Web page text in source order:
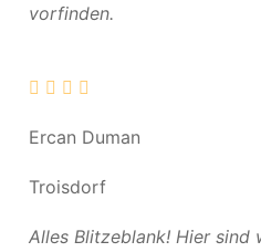
vorfinden.
Ercan Duman
Troisdorf
Alles Blitzeblank! Hier sind